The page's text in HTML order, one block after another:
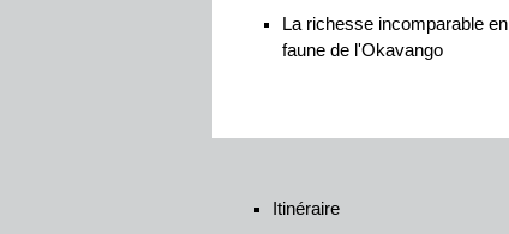
Itinéraire
La richesse incomparable en
faune de l'Okavango